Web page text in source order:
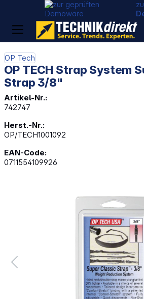
OP Tech
OP TECH Strap System
Strap 3/8"
Artikel-Nr.:
742747
Herst.-Nr.:
OP/TECH1001092
EAN-Code:
0711554109926
Bildergalerie überspringen